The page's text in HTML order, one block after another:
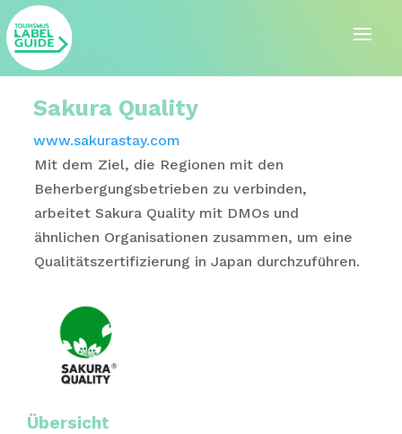
Sakura Quality
www.sakurastay.com
Mit dem Ziel, die Regionen mit den
Beherbergungsbetrieben zu verbinden,
arbeitet Sakura Quality mit DMOs und
ähnlichen Organisationen zusammen, um eine
Qualitätszertifizierung in Japan durchzuführen.
Übersicht